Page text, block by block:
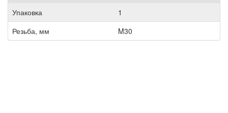
Упаковка
1
Резьба, мм
M30